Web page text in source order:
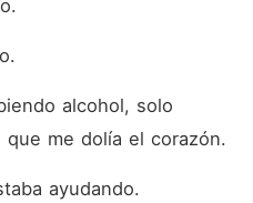
alcohol, solo
me dolía el corazón.
ayudando.